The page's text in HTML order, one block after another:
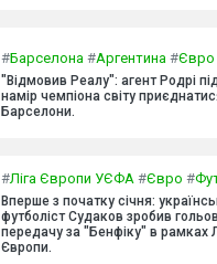
#Барселона #Аргентина #Євро
"Відмовив Реалу": агент Родрі
намір чемпіона світу
Барселони.
#Ліга Європи УЄФА #Євро #
Вперше з початку січня:
футболіст Судаков зробив
передачу за "Бенфіку" в рамках
Європи.